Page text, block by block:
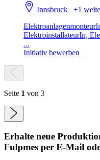
Innsbruck+1
ElektroinstallateurIn,
...
Initiativ bewerben
Seite 1 von 3
Erhalte neue
Fulpmes per E-Mail